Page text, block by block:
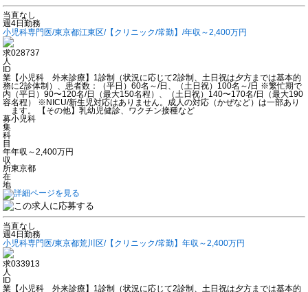
当直なし
週4日勤務
小児科専門医/東京都江東区/【クリニック/常勤】/年収～2,400万円
求
人
ID
028737
業
務
内
容
【小児科 外来診療】1診制（状況に応じて2診制、土日祝は夕方までは基本的
に2診体制）、患者数：（平日）60名～/日、（土日祝）100名～/日 ※繁忙期で
（平日）90〜120名/日（最大150名程）、（土日祝）140〜170名/日（最大190
名程） ※NICU/新生児対応はありません。成人の対応（かぜなど）は一部あり
ます。 【その他】乳幼児健診、ワクチン接種など
募
集
科
目
小児科
年
収
年収～2,400万円
所
在
地
東京都
当直なし
週4日勤務
小児科専門医/東京都荒川区/【クリニック/常勤】年収～2,400万円
求
人
ID
033913
業 【小児科 外来診療】1診制（状況に応じて2診制、土日祝は夕方までは基本的